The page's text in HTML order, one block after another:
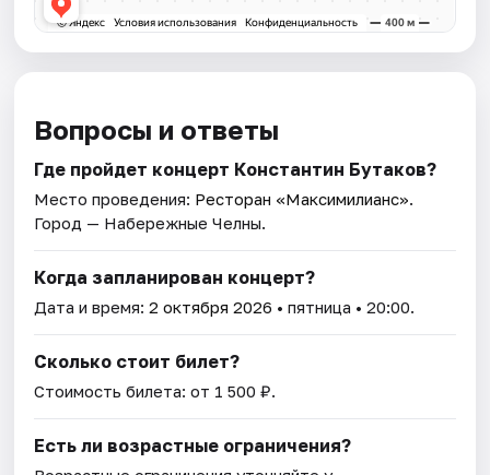
Вопросы и ответы
Где пройдет концерт Константин Бутаков?
Место проведения: Ресторан «Максимилианс».
Город — Набережные Челны.
Когда запланирован концерт?
Дата и время:2 октября 2026 • пятница • 20:00.
Сколько стоит билет?
Стоимость билета: от 1 500 ₽.
Есть ли возрастные ограничения?